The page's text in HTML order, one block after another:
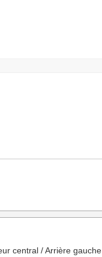
central / Arrière gauche